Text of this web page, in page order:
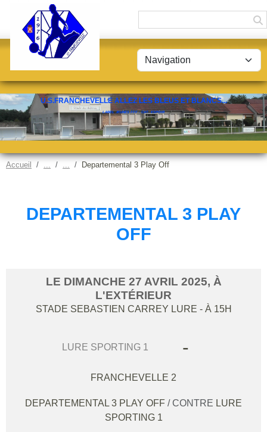
U.S.FRANCHEVELLE ALLEZ LES BLEUS ET BLANCS...
LABEL JEUNES FFF - CAT. ESPOIR
Accueil Departemental 3 Play Off
DEPARTEMENTAL 3 PLAY
OFF
LE DIMANCHE 27 AVRIL 2025, À
L'EXTÉRIEUR
STADE SEBASTIEN CARREY LURE - À 15H
LURE SPORTING 1 -
FRANCHEVELLE 2
DEPARTEMENTAL 3 PLAY OFF / CONTRE LURE
SPORTING 1
Panneau de gestion des cookies